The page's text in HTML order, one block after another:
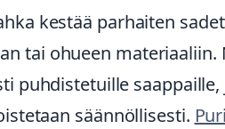
kestää parhaiten
tai ohueen materiaaliin.
puhdistetuille
säännöllisesti.